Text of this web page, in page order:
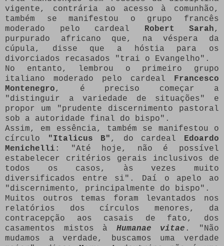
vigente, contrária ao acesso à comunhão,
também se manifestou o grupo francês
moderado pelo cardeal Robert Sarah,
purpurado africano que, na véspera da
cúpula, disse que a hóstia para os
divorciados recasados "trai o Evangelho".
No entanto, lembrou o primeiro grupo
italiano moderado pelo cardeal Francesco
Montenegro, é preciso começar a
"distinguir a variedade de situações" e
propor um "prudente discernimento pastoral
sob a autoridade final do bispo".
Assim, em essência, também se manifestou o
círculo
"Italicus B" , do cardeal Edoardo
Menichelli : "Até hoje, não é possível
estabelecer critérios gerais inclusivos de
todos os casos, às vezes muito
diversificados entre si". Daí o apelo ao
"discernimento, principalmente do bispo".
Muitos outros temas foram levantados nos
relatórios dos círculos menores, da
contracepção aos casais de fato, dos
casamentos mistos à Humanae vitae . "Não
mudamos a verdade, buscamos uma verdade